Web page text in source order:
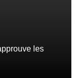
les